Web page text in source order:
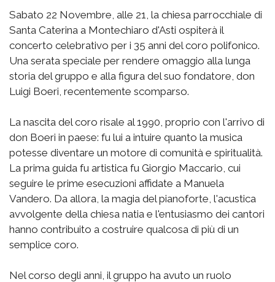
Sabato 22 Novembre, alle 21, la chiesa parrocchiale di
Santa Caterina a Montechiaro d'Asti ospiterà il
concerto celebrativo per i 35 anni del coro polifonico.
Una serata speciale per rendere omaggio alla lunga
storia del gruppo e alla figura del suo fondatore, don
Luigi Boeri, recentemente scomparso.
La nascita del coro risale al 1990, proprio con l'arrivo di
don Boeri in paese: fu lui a intuire quanto la musica
potesse diventare un motore di comunità e spiritualità.
La prima guida fu artistica fu Giorgio Maccario, cui
seguire le prime esecuzioni affidate a Manuela
Vandero. Da allora, la magia del pianoforte, l'acustica
avvolgente della chiesa natia e l'entusiasmo dei cantori
hanno contribuito a costruire qualcosa di più di un
semplice coro.
Nel corso degli anni, il gruppo ha avuto un ruolo